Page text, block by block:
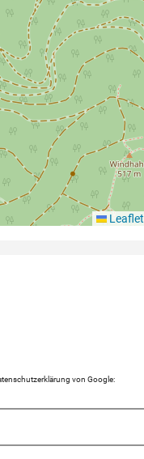
Leaflet
von Google: